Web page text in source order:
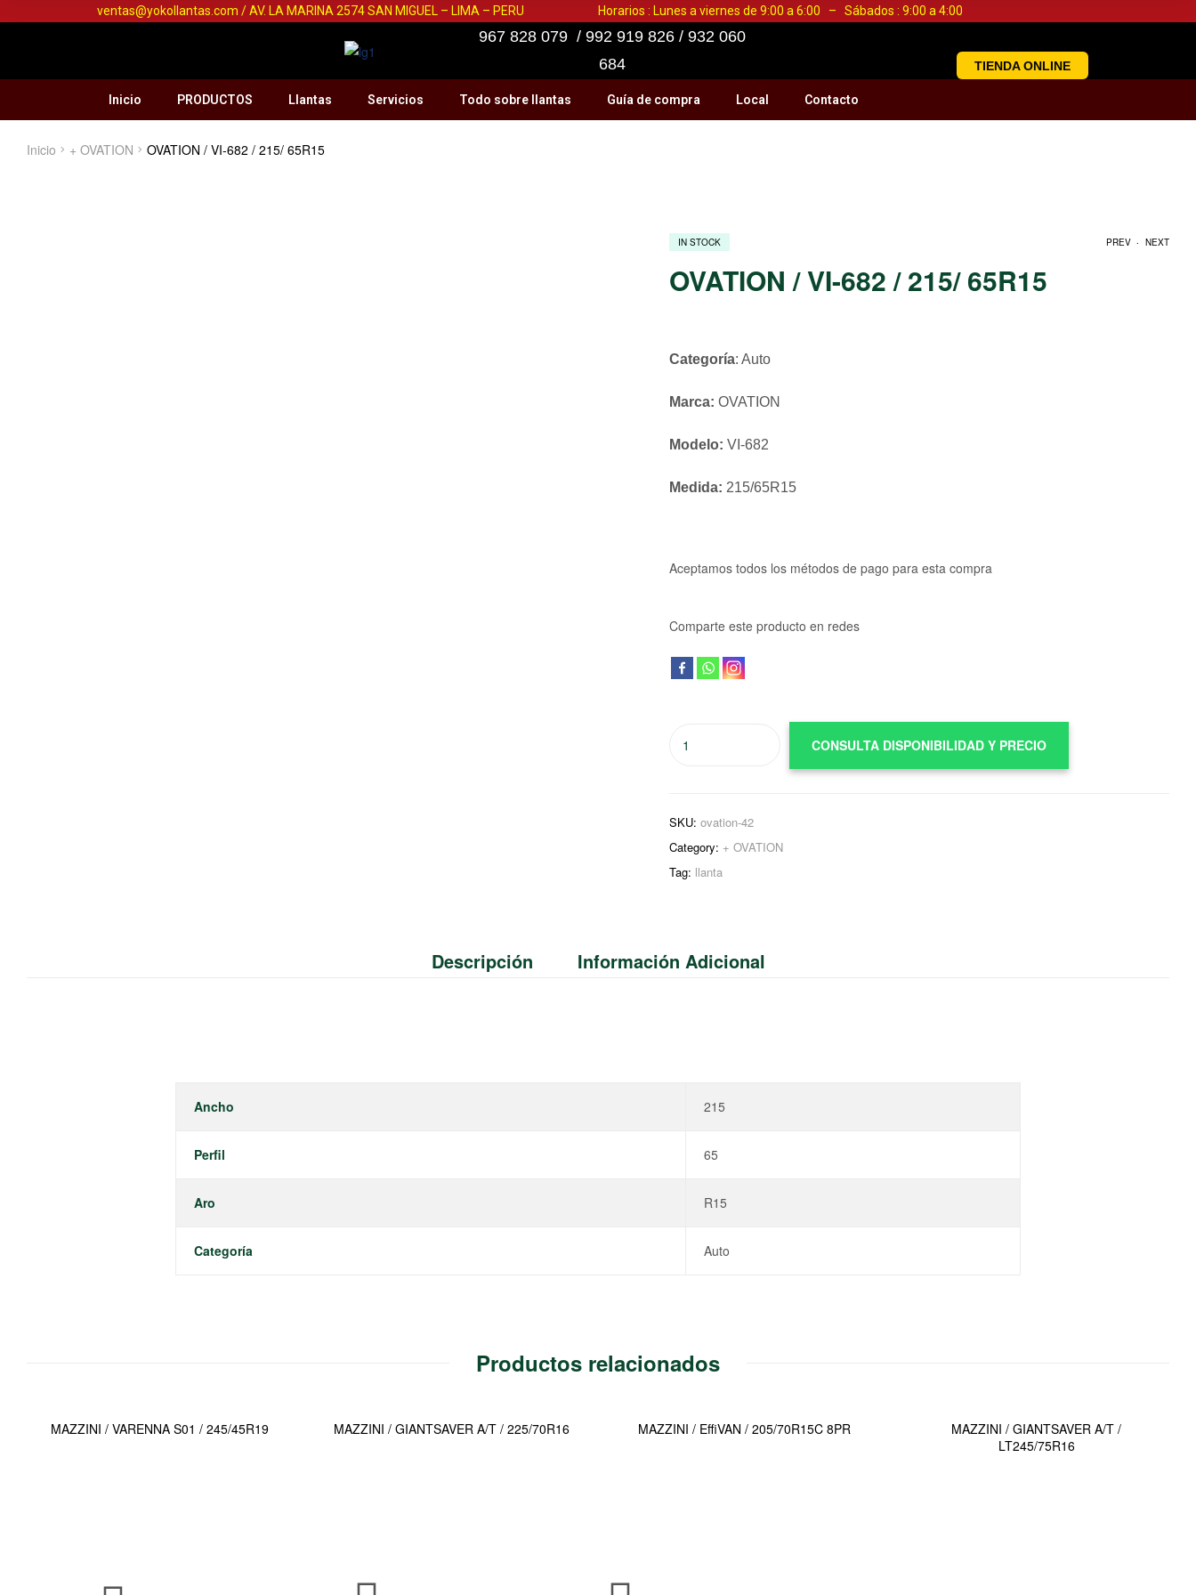
ventas@yokollantas.com / AV. LA MARINA 2574 SAN MIGUEL – LIMA – PERU Horarios : Lunes a viernes de 9:00 a 6:00 – Sábados : 9:00 a 4:00
967 828 079 / 992 919 826 / 932 060
684
TIENDA ONLINE
Inicio PRODUCTOS Llantas Servicios Todo sobre llantas Guía de compra Local Contacto
Inicio + OVATION OVATION / VI-682 / 215/ 65R15
PREV . NEXT
IN STOCK
OVATION / VI-682 / 215/ 65R15
Categoría: Auto
Marca: OVATION
Modelo: VI-682
Medida: 215/65R15
Aceptamos todos los métodos de pago para esta compra
Comparte este producto en redes
CONSULTA DISPONIBILIDAD Y PRECIO
SKU: ovation-42
Category: + OVATION
Tag: llanta
Descripción Información Adicional
Ancho 215
Perfil 65
Aro R15
Categoría Auto
Productos relacionados
MAZZINI / VARENNA S01 / 245/45R19 MAZZINI / GIANTSAVER A/T / 225/70R16 MAZZINI / EffiVAN / 205/70R15C 8PR
MAZZINI / GIANTSAVER A/T /
LT245/75R16